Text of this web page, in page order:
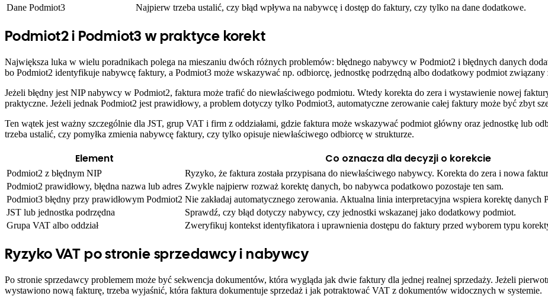
Dane Podmiot3
Najpierw trzeba ustalić, czy błąd wpływa na nabywcę i dostęp do faktury, czy tylko na dane dodatkowe.
Podmiot2 i Podmiot3 w praktyce korekt
Największa luka w wielu poradnikach polega na mieszaniu dwóch różnych problemów: błędnego nabywcy w Podmiot2 i błędnych danych
bo Podmiot2 identyfikuje nabywcę faktury, a Podmiot3 może wskazywać np. odbiorcę, jednostkę podrzędną albo dodatkowy podmiot związany
Jeżeli błędny jest NIP nabywcy w Podmiot2, faktura może trafić do niewłaściwego podmiotu. Wtedy korekta do zera i wystawienie nowej
praktyczne. Jeżeli jednak Podmiot2 jest prawidłowy, a problem dotyczy tylko Podmiot3, automatyczne zerowanie całej faktury może być zbyt
Ten wątek jest ważny szczególnie dla JST, grup VAT i firm z oddziałami, gdzie faktura może wskazywać podmiot główny oraz jednostkę lub
trzeba ustalić, czy pomyłka zmienia nabywcę faktury, czy tylko opisuje niewłaściwego odbiorcę w strukturze.
Element Co oznacza dla decyzji o korekcie
Podmiot2 z błędnym NIP
Ryzyko, że faktura została przypisana do niewłaściwego nabywcy. Korekta do zera i nowa
Podmiot2 prawidłowy, błędna nazwa lub adres Zwykle najpierw rozważ korektę danych, bo nabywca podatkowo pozostaje ten sam.
Podmiot3 błędny przy prawidłowym Podmiot2 Nie zakładaj automatycznego zerowania. Aktualna linia interpretacyjna wspiera korektę danych
JST lub jednostka podrzędna
Sprawdź, czy błąd dotyczy nabywcy, czy jednostki wskazanej jako dodatkowy podmiot.
Grupa VAT albo oddział
Zweryfikuj kontekst identyfikatora i uprawnienia dostępu do faktury przed wyborem typu
Ryzyko VAT po stronie sprzedawcy i nabywcy
Po stronie sprzedawcy problemem może być sekwencja dokumentów, która wygląda jak dwie faktury dla jednej realnej sprzedaży. Jeżeli
wystawiono nową fakturę, trzeba wyjaśnić, która faktura dokumentuje sprzedaż i jak potraktować VAT z dokumentów widocznych w systemie.